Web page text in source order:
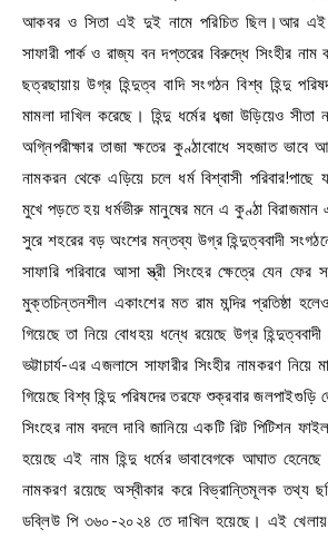
আকবর ও সিতা এই দুই নামে পরিচিত ছিল।আর এই
সাফারী পার্ক ও রাজ্য বন দপ্তরের বিরুদ্ধে সিংহীর নাম
ছত্রছায়ায় উগ্র হিন্দুত্ব বাদি সংগঠন বিশ্ব হিন্দু
মামলা দাখিল করেছে। হিন্দু ধর্মের ধব্জা উড়িয়েও
অগ্নিপরীক্ষার তাজা ক্ষতের কুণ্ঠাবোধে সহজাত
নামকরন থেকে এড়িয়ে চলে ধর্ম বিশ্বাসী পরিবার!পাছে
মুখে পড়তে হয় ধর্মভীরু মানুষের মনে এ কুণ্ঠা
সুরে শহরের বড় অংশের মন্তব্য উগ্র হিন্দুত্ববাদী
সাফারি পরিবারে আসা স্ত্রী সিংহের ক্ষেত্রে যেন
মুক্তচিন্তনশীল একাংশের মত রাম মন্দির প্রতিষ্ঠা
গিয়েছে তা নিয়ে বোধহয় ধন্ধে রয়েছে উগ্র
ভট্টাচার্য-এর এজলাসে সাফারীর সিংহীর নামকরণ নিয়ে
গিয়েছে বিশ্ব হিন্দু পরিষদের তরফে শুক্রবার জলপাইগুড়ি
সিংহের নাম বদলে দাবি জানিয়ে একটি রিট পিটিশন
হয়েছে এই নাম হিন্দু ধর্মের ভাবাবেগকে আঘাত
নামকরণ রয়েছে অস্বীকার করে বিভ্রান্তিমূলক তথ্য
ডব্লিউ পি ৩৬০-২০২৪ তে দাখিল হয়েছে। এই খেলায়